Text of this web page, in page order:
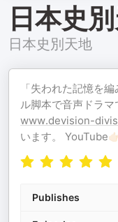
日本史
日本史別天地
「失われた記憶を
ル脚本で音声ドラマ
www.devision-
います。
Publishes